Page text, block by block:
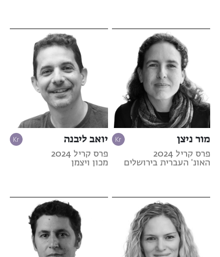
מור ניצן
פרס קריל 2024
האונ' העברית בירושלים
יואב ליבנה
פרס קריל 2024
מכון ויצמן